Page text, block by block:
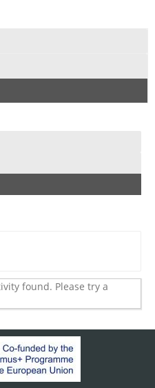
found. Please try a